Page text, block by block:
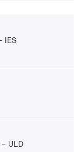
IES
ULD